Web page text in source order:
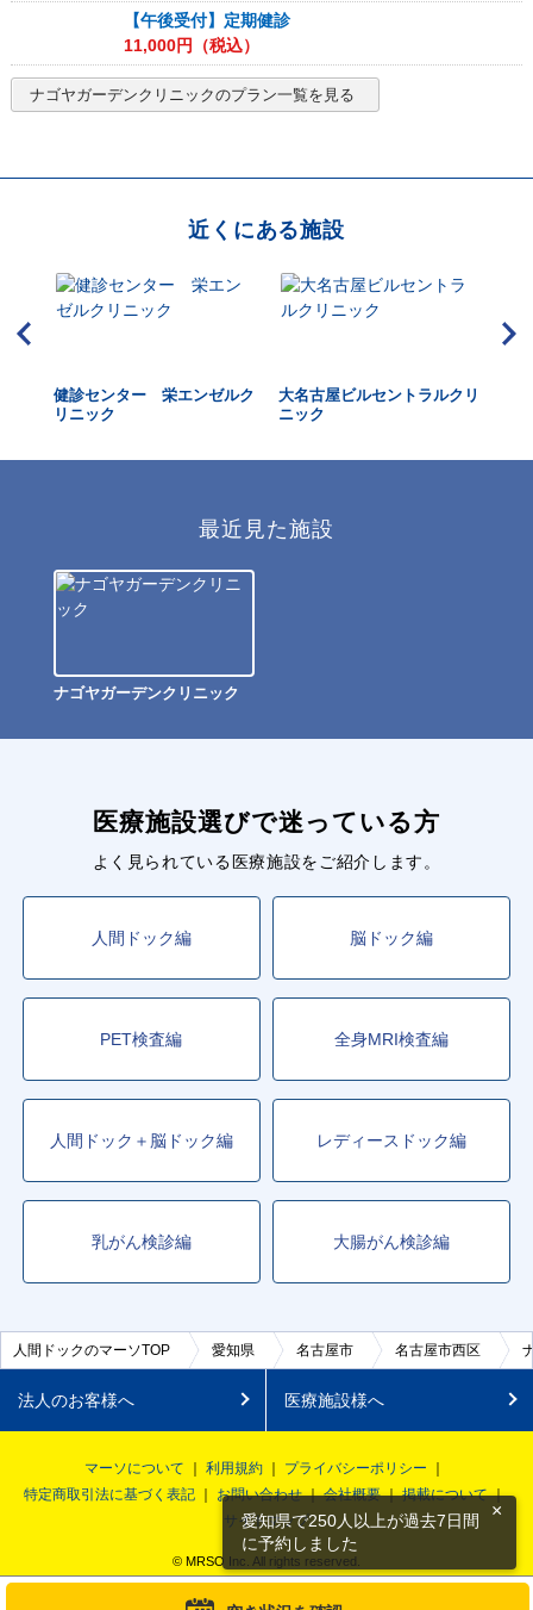
【午後受付】定期健診
11,000円（税込）
ナゴヤガーデンクリニックのプラン一覧を見る
近くにある施設
健診センター 栄エンゼルク
リニック
大名古屋ビルセントラルクリ
ニック
最近見た施設
ナゴヤガーデンクリニック
医療施設選びで迷っている方
よく見られている医療施設をご紹介します。
人間ドック編 脳ドック編
PET検査編 全身MRI検査編
人間ドック＋脳ドック編 レディースドック編
乳がん検診編 大腸がん検診編
人間ドックのマーソTOP 愛知県 名古屋市 名古屋市西区
法人のお客様へ 医療施設様へ
マーソについて 利用規約
プライバシーポリシー
特定商取引法に基づく表記
お問い合わせ 会社概要
掲載について
サイトマップ
© MRSO Inc. All rights reserved.
愛知県で250人以上が過去7日間
に予約しました
×